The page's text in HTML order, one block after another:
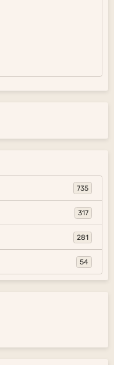
735
317
281
54